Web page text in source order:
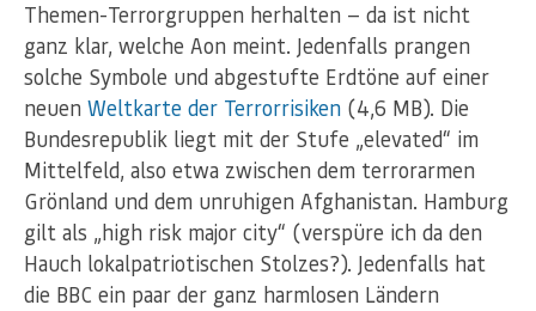
Themen-Terrorgruppen herhalten — da ist nicht
ganz klar, welche Aon meint. Jedenfalls prangen
solche Symbole und abgestufte Erdtöne auf einer
neuen Weltkarte der Terrorrisiken (4,6 MB). Die
Bundesrepublik liegt mit der Stufe „elevated“ im
Mittelfeld, also etwa zwischen dem terrorarmen
Grönland und dem unruhigen Afghanistan. Hamburg
gilt als „high risk major city“ (verspüre ich da den
Hauch lokalpatriotischen Stolzes?). Jedenfalls hat
die BBC ein paar der ganz harmlosen Ländern